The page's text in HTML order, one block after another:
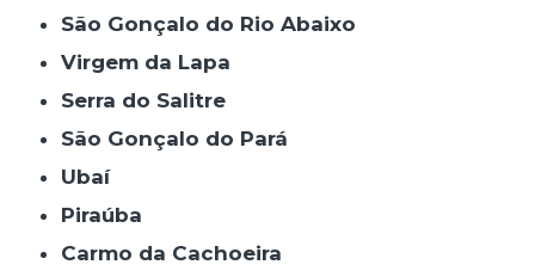
São Gonçalo do Rio Abaixo
Virgem da Lapa
Serra do Salitre
São Gonçalo do Pará
Ubaí
Piraúba
Carmo da Cachoeira